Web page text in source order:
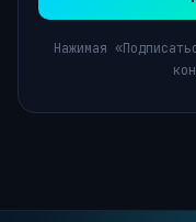
Нажимая